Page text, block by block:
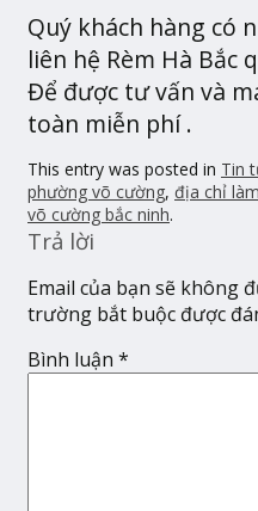
Quý khách hàng có
liên hệ Rèm Hà Bắc
Để được tư vấn và
toàn miễn phí .
This entry was posted in Tin
phường võ cường, địa chỉ
võ cường bắc ninh.
Trả lời
Email của bạn sẽ không
trường bắt buộc được
Bình luận *